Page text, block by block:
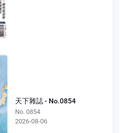
天下雜誌 - No.0854
No. 0854
2026-08-06